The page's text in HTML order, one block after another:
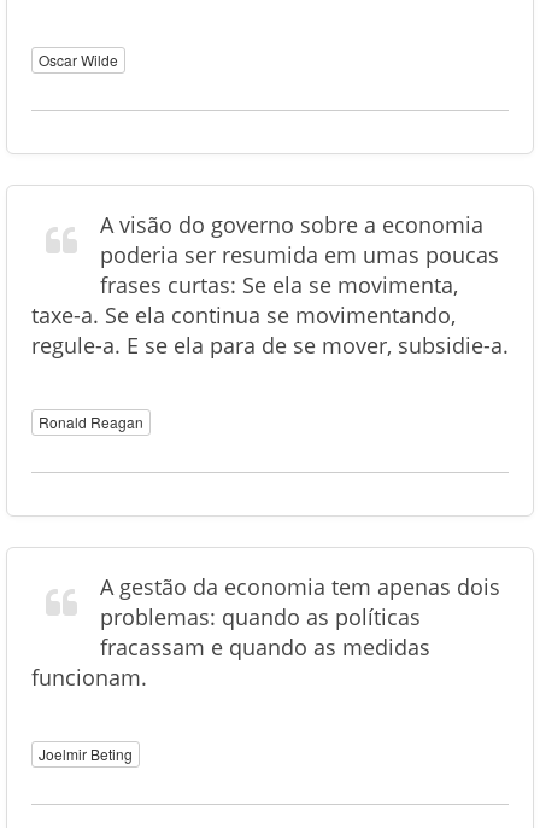
Oscar Wilde
A visão do governo sobre a economia
poderia ser resumida em umas poucas
frases curtas: Se ela se movimenta,
taxe-a. Se ela continua se movimentando,
regule-a. E se ela para de se mover, subsidie-a.
Ronald Reagan
A gestão da economia tem apenas dois
problemas: quando as políticas
fracassam e quando as medidas
funcionam.
Joelmir Beting